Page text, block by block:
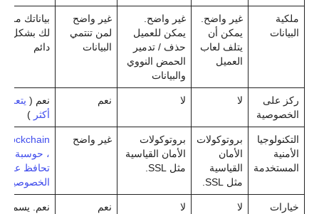
ملكية
البيانات
غير واضح.
يمكن أن
يتلف لعاب
العميل
غير واضح.
يمكن للعميل
حذف / تدمير
الحمض النووي
والبيانات
غير واضح
لمن تنتمي
البيانات
بياناتك ملك
لك بشكل
دائم
ركز على
الخصوصية
لا لا نعم نعم ( يتعلم
أكثر )
التكنولوجيا
الأمنية
المستخدمة
بروتوكولات
الأمان
القياسية
مثل SSL.
بروتوكولات
الأمان القياسية
مثل SSL.
غير واضح
Blockchain
، حوسبة
تحافظ على
الخصوصية
خيارات
لا لا نعم
نعم. يسمح